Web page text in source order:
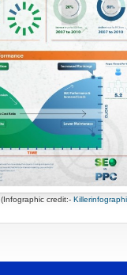
(Infographic credit:-